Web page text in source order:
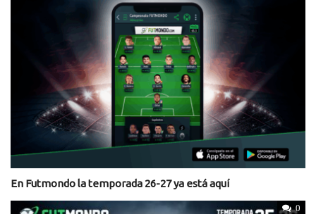
En Futmondo la temporada 26-27 ya está aquí
0